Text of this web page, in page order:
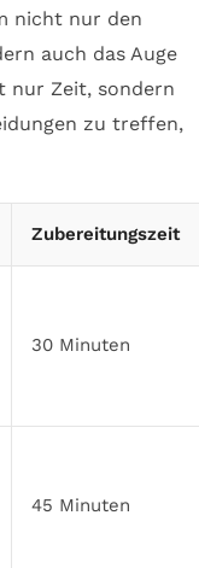
nicht nur den
auch das Auge
nur Zeit, sondern
zu treffen,
Zubereitungszeit
30 Minuten
45 Minuten